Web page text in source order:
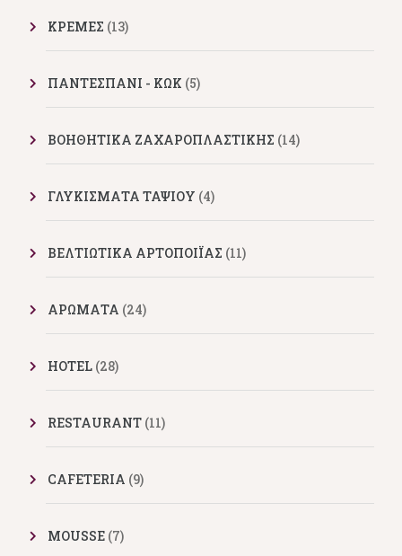
ΚΡΕΜΕΣ (13)
ΠΑΝΤΕΣΠΑΝΙ - ΚΩΚ (5)
ΒΟΗΘΗΤΙΚΑ ΖΑΧΑΡΟΠΛΑΣΤΙΚΗΣ (14)
ΓΛΥΚΙΣΜΑΤΑ ΤΑΨΙΟΥ (4)
ΒΕΛΤΙΩΤΙΚΑ ΑΡΤΟΠΟΙΪΑΣ (11)
ΑΡΩΜΑΤΑ (24)
HOTEL (28)
RESTAURANT (11)
CAFETERIA (9)
MOUSSE (7)